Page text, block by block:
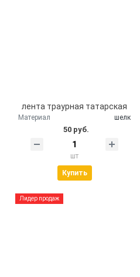
лента траурная татарская
Материал шелк
50 руб.
шт
Купить
Лидер продаж